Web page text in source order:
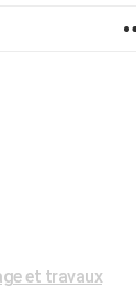
et travaux